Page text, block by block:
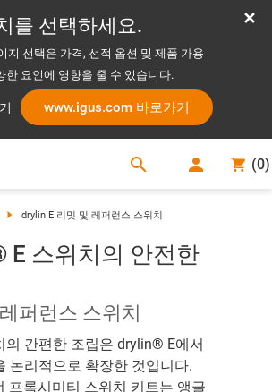
를 선택하세요.
지 선택은 가격, 선적 옵션 및 제품 가용
한 요인에 영향을 줄 수 있습니다.
www.igus.com 바로가기
search (0)
drylin E 리밋 및 레퍼런스 스위치
E 스위치의 안전한
퍼런스 스위치
의 간편한 조립은 drylin® E에서
논리적으로 확장한 것입니다.
프록시미티 스위치 키트는 앵글